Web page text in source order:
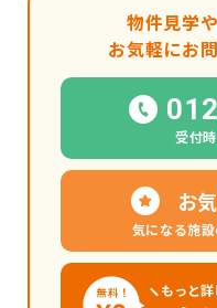
物件見学
お気軽にお
受付
お
気になる施
もっと